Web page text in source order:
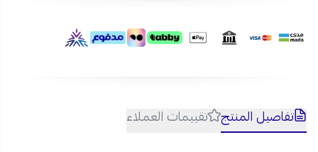
تفاصيل المنتج تقييمات العملاء